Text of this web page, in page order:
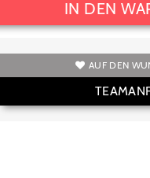
IN DEN
AUF DEN